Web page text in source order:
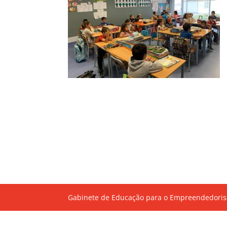
Gabinete de Educação para o